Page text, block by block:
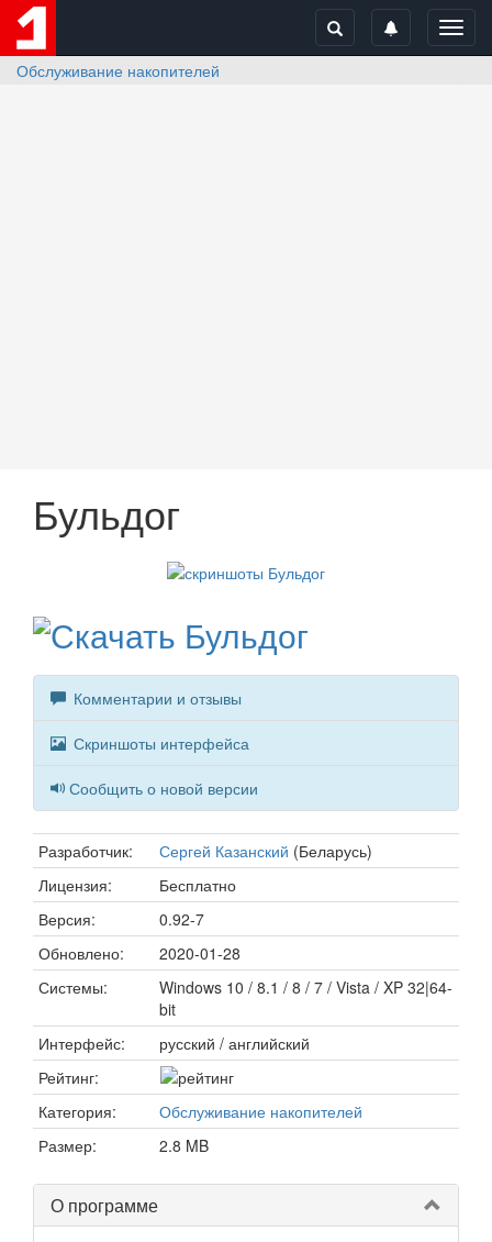
Обслуживание накопителей
Бульдог
Комментарии и отзывы
Скриншоты интерфейса
Сообщить о новой версии
Разработчик: Сергей Казанский (Беларусь)
Лицензия:
Бесплатно
Версия:
0.92-7
Обновлено:
2020-01-28
Системы:
Windows 10 / 8.1 / 8 / 7 / Vista / XP 32|64-
bit
Интерфейс:
русский / английский
Рейтинг:
Категория:
Обслуживание накопителей
Размер:
2.8 MB
О программе